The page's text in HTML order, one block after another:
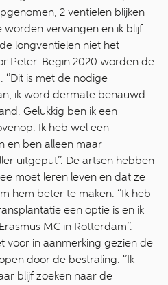
2 ventielen blijken
worden vervangen en ik blijf
longventielen niet het
Peter. Begin 2020 worden de
is met de nodige
ik word dermate benauwd
Gelukkig ben ik een
Ik heb wel een
en ben alleen maar
uitgeput’’. De artsen hebben
moet leren leven en dat ze
hem beter te maken. ‘’Ik heb
een optie is en ik
MC in Rotterdam’’.
voor in aanmerking gezien de
door de bestraling. ‘’Ik
blijf zoeken naar de